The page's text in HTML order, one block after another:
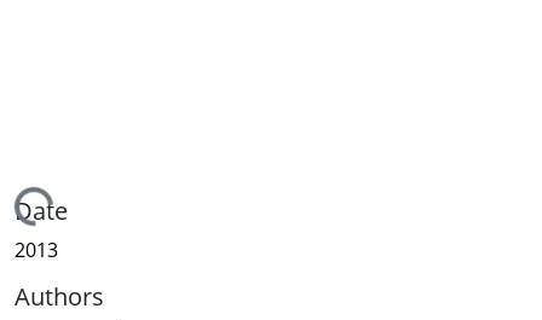
Loading...
Date
2013
Authors